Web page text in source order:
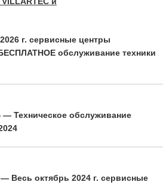
г. сервисные центры
обслуживание техники
обслуживание
октябрь 2024 г. сервисные